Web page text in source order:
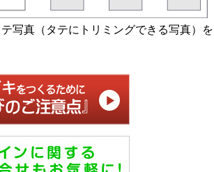
写真（タテにトリミングできる写真）を